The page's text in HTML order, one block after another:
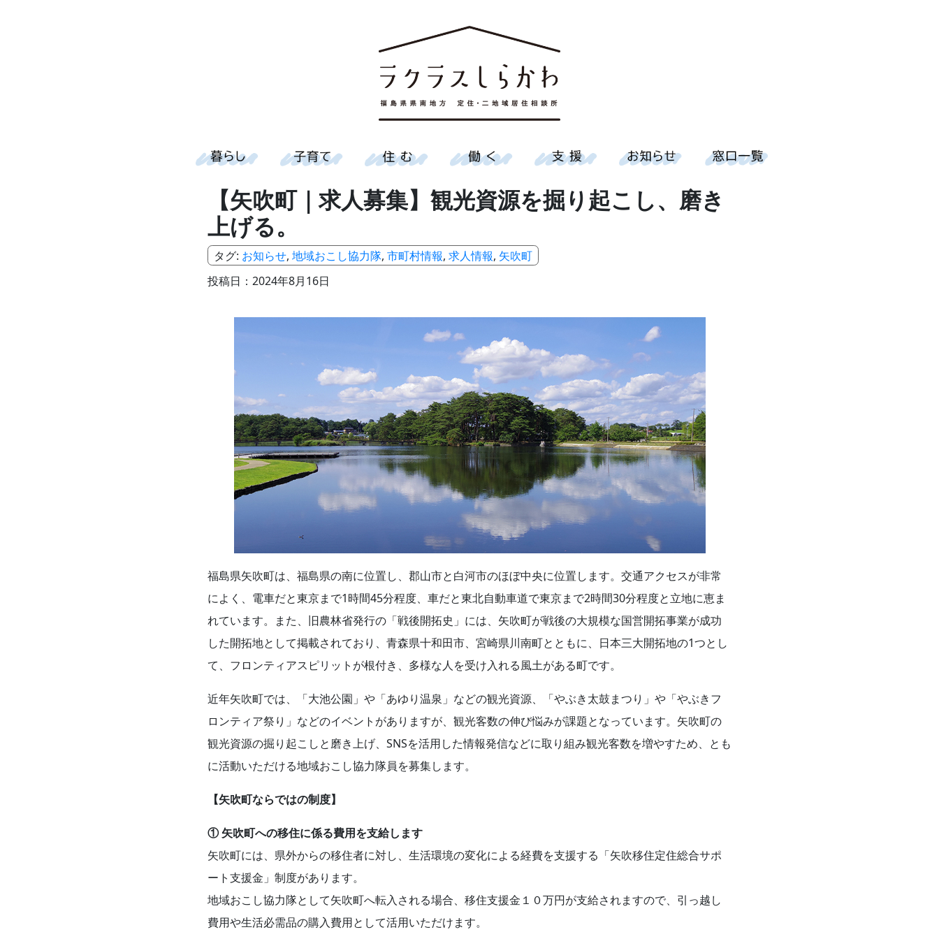
【矢吹町｜求人募集】観光資源を掘り起こし、磨き
上げる。
タグ: お知らせ, 地域おこし協力隊, 市町村情報, 求人情報, 矢吹町
投稿日：2024年8月16日
福島県矢吹町は、福島県の南に位置し、郡山市と白河市のほぼ中央に位置します。交通アクセスが非常
によく、電車だと東京まで1時間45分程度、車だと東北自動車道で東京まで2時間30分程度と立地に恵ま
れています。また、旧農林省発行の「戦後開拓史」には、矢吹町が戦後の大規模な国営開拓事業が成功
した開拓地として掲載されており、青森県十和田市、宮崎県川南町とともに、日本三大開拓地の1つとし
て、フロンティアスピリットが根付き、多様な人を受け入れる風土がある町です。
近年矢吹町では、「大池公園」や「あゆり温泉」などの観光資源、「やぶき太鼓まつり」や「やぶきフ
ロンティア祭り」などのイベントがありますが、観光客数の伸び悩みが課題となっています。矢吹町の
観光資源の掘り起こしと磨き上げ、SNSを活用した情報発信などに取り組み観光客数を増やすため、とも
に活動いただける地域おこし協力隊員を募集します。
【矢吹町ならではの制度】
① 矢吹町への移住に係る費用を支給します
矢吹町には、県外からの移住者に対し、生活環境の変化による経費を支援する「矢吹移住定住総合サポ
ート支援金」制度があります。
地域おこし協力隊として矢吹町へ転入される場合、移住支援金１０万円が支給されますので、引っ越し
費用や生活必需品の購入費用として活用いただけます。